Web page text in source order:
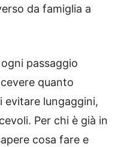
da famiglia a
passaggio
quanto
evitare lungaggini,
Per chi è già in
cosa fare e